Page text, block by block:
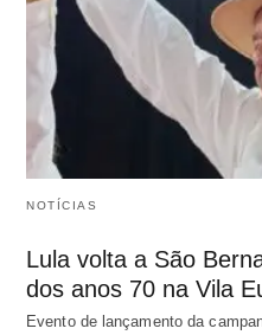
NOTÍCIAS
Lula volta a São
dos anos 70 na Vila
Evento de lançamento da